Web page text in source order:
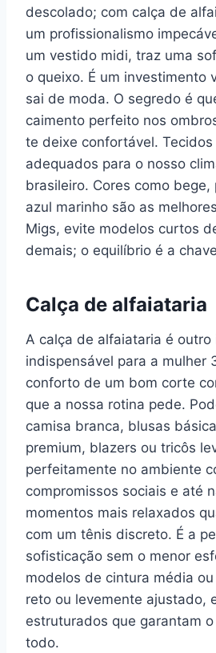
descolado; com calça de
um profissionalismo
um vestido midi, traz uma
o queixo. É um investimento
sai de moda. O segredo é
caimento perfeito nos
te deixe confortável. Tecidos
adequados para o nosso
brasileiro. Cores como bege,
azul marinho são as
Migs, evite modelos curtos
demais; o equilíbrio é a
Calça de alfaiataria
A calça de alfaiataria é outro
indispensável para a mulher
conforto de um bom corte
que a nossa rotina pede.
camisa branca, blusas
premium, blazers ou tricôs
perfeitamente no ambiente
compromissos sociais e até
momentos mais relaxados
com um tênis discreto. É a
sofisticação sem o menor
modelos de cintura média
reto ou levemente ajustado,
estruturados que garantam
todo.